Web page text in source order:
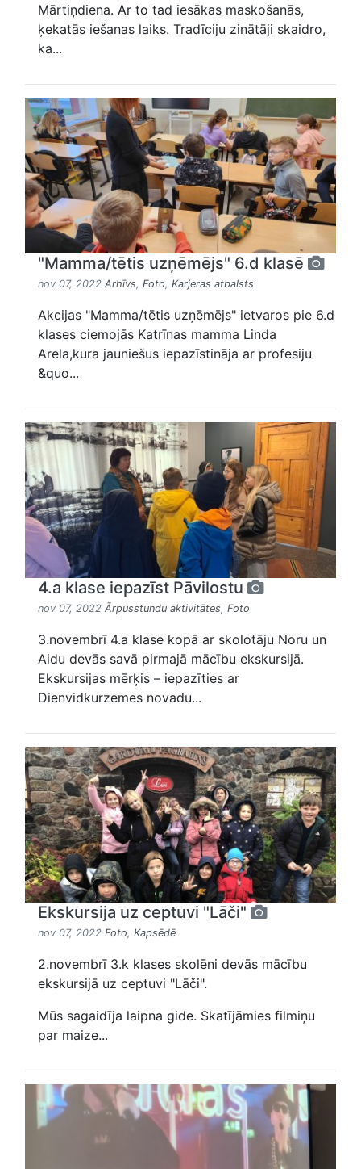
Mārtiņdiena. Ar to tad iesākas maskošanās,
ķekatās iešanas laiks. Tradīciju zinātāji skaidro,
ka...
"Mamma/tētis uzņēmējs" 6.d klasē
nov 07, 2022 Arhīvs, Foto, Karjeras atbalsts
Akcijas "Mamma/tētis uzņēmējs" ietvaros pie 6.d
klases ciemojās Katrīnas mamma Linda
Arela,kura jauniešus iepazīstināja ar profesiju
&quo...
4.a klase iepazīst Pāvilostu
nov 07, 2022 Ārpusstundu aktivitātes, Foto
3.novembrī 4.a klase kopā ar skolotāju Noru un
Aidu devās savā pirmajā mācību ekskursijā.
Ekskursijas mērķis – iepazīties ar
Dienvidkurzemes novadu...
Ekskursija uz ceptuvi "Lāči"
nov 07, 2022 Foto, Kapsēdē
2.novembrī 3.k klases skolēni devās mācību
ekskursijā uz ceptuvi "Lāči".
Mūs sagaidīja laipna gide. Skatījāmies filmiņu
par maize...